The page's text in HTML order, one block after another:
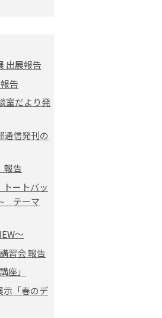
出展報告
告
室だより発
信発刊の
報告
ートバッ
テーマ
～
習会 報告
座」
「春のデ